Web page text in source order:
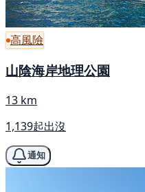
高風險
山陰海岸地理公園
13 km
1,139起出沒
通知